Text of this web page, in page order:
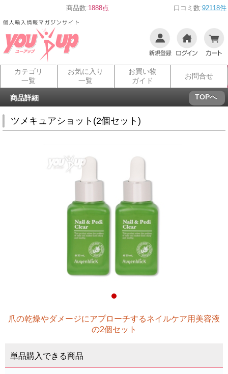
商品数:1888点 口コミ数:92118件
カテゴリ
一覧
お気に入り
一覧
お買い物
ガイド
お問合せ
商品詳細 TOPへ
ツメキュアショット(2個セット)
爪の乾燥やダメージにアプローチするネイルケア用美容液
の2個セット
単品購入できる商品